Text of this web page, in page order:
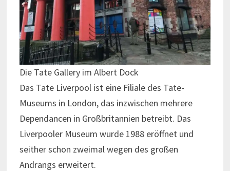
Die Tate Gallery im Albert Dock
Das Tate Liverpool ist eine Filiale des Tate-
Museums in London, das inzwischen mehrere
Dependancen in Großbritannien betreibt. Das
Liverpooler Museum wurde 1988 eröffnet und
seither schon zweimal wegen des großen
Andrangs erweitert.